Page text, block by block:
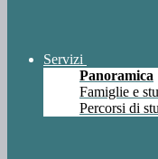
Servizi
Panoramica
Famiglie e
Percorsi di